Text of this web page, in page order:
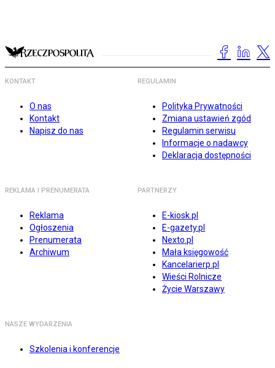
KONTAKT
O nas
Kontakt
Napisz do nas
REGULAMIN
Polityka Prywatności
Zmiana ustawień zgód
Regulamin serwisu
Informacje o nadawcy
Deklaracja dostępności
REKLAMA I PRENUMERATA
Reklama
Ogłoszenia
Prenumerata
Archiwum
PARTNERZY
E-kiosk.pl
E-gazety.pl
Nexto.pl
Mała księgowość
Kancelarierp.pl
Wieści Rolnicze
Życie Warszawy
NASZE WYDARZENIA
Szkolenia i konferencje